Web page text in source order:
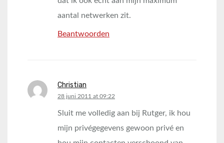
aantal netwerken zit.
Beantwoorden
Christian
says:
28 juni 2011 at 09:22
Sluit me volledig aan bij Rutger, ik hou
mijn privégegevens gewoon privé en